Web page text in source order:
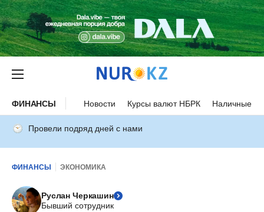
ФИНАНСЫ Новости Курсы валют НБРК Наличные
Провели подряд дней с нами
ФИНАНСЫ ЭКОНОМИКА
Руслан Черкашин
Бывший сотрудник